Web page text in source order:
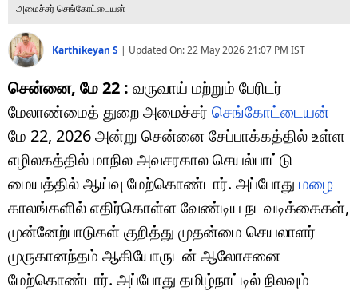
அமைச்சர் செங்கோட்டையன்
Karthikeyan S | Updated On:22 May 2026 21:07 PM IST
சென்னை, மே 22 : வருவாய் மற்றும் பேரிடர்
மேலாண்மைத் துறை அமைச்சர் செங்கோட்டையன்
மே 22, 2026 அன்று சென்னை சேப்பாக்கத்தில் உள்ள
எழிலகத்தில் மாநில அவசரகால செயல்பாட்டு
மையத்தில் ஆய்வு மேற்கொண்டார். அப்போது மழை
காலங்களில் எதிர்கொள்ள வேண்டிய நடவடிக்கைகள்,
முன்னேற்பாடுகள் குறித்து முதன்மை செயலாளர்
முருகானந்தம் ஆகியோருடன் ஆலோசனை
மேற்கொண்டார். அப்போது தமிழ்நாட்டில் நிலவும்